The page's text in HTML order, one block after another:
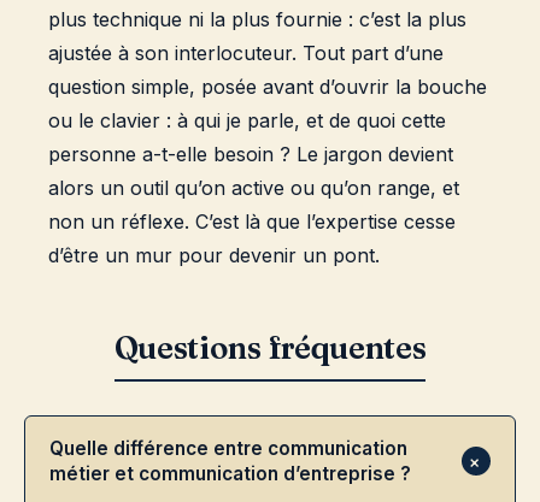
plus technique ni la plus fournie : c’est la plus
ajustée à son interlocuteur. Tout part d’une
question simple, posée avant d’ouvrir la bouche
ou le clavier : à qui je parle, et de quoi cette
personne a-t-elle besoin ? Le jargon devient
alors un outil qu’on active ou qu’on range, et
non un réflexe. C’est là que l’expertise cesse
d’être un mur pour devenir un pont.
Quelle différence entre communication
métier et communication d’entreprise ?